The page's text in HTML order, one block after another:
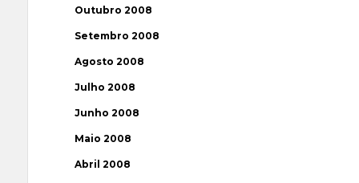
Outubro 2008
Setembro 2008
Agosto 2008
Julho 2008
Junho 2008
Maio 2008
Abril 2008